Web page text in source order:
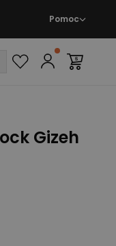
Pomoc
Gizeh